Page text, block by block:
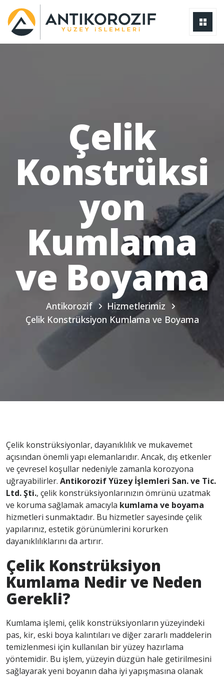
Çelik
Konstrüksi
yon
Kumlama
ve Boyama
Antikorozif
Hizmetlerimiz
Çelik Konstrüksiyon Kumlama ve Boyama
Çelik konstrüksiyonlar, dayanıklılık ve mukavemet
açısından önemli yapı elemanlarıdır. Ancak, dış etkenler
ve çevresel koşullar nedeniyle zamanla korozyona
uğrayabilirler. Antikorozif Yüzey İşlemleri San. ve Tic.
Ltd. Şti., çelik konstrüksiyonlarınızın ömrünü uzatmak
ve koruma sağlamak amacıyla kumlama ve boyama
hizmetleri sunmaktadır. Bu hizmetler sayesinde çelik
yapılarınız, estetik görünümlerini korurken
dayanıklılıklarını da artırır.
Çelik Konstrüksiyon
Kumlama Nedir ve Neden
Gerekli?
Kumlama işlemi, çelik konstrüksiyonların yüzeyindeki
pas, kir, eski boya kalıntıları ve diğer zararlı maddelerin
temizlenmesi için kullanılan bir yüzey hazırlama
yöntemidir. Bu işlem, yüzeyin düzgün hale getirilmesini
sağlayarak yeni boyanın daha iyi yapışmasına olanak